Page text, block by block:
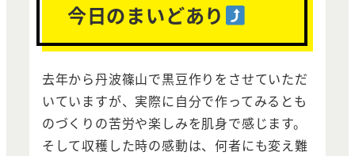
今日のまいどあり
去年から丹波篠山で黒豆作りをさせていただ
いていますが、実際に自分で作ってみるとも
のづくりの苦労や楽しみを肌身で感じます。
そして収穫した時の感動は、何者にも変え難